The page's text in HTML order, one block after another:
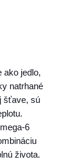
ako jedlo,
natrhané
šťave, sú
6
života.